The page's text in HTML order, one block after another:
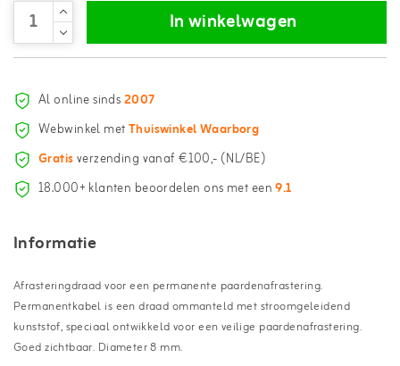
In winkelwagen
Al online sinds2007
Webwinkel metThuiswinkel Waarborg
Gratisverzending vanaf €100,- (NL/BE)
18.000+ klanten beoordelen ons met een9.1
Informatie
Afrasteringdraad voor een permanente paardenafrastering.
Permanentkabel is een draad ommanteld met stroomgeleidend
kunststof, speciaal ontwikkeld voor een veilige paardenafrastering.
Goed zichtbaar. Diameter 8 mm.